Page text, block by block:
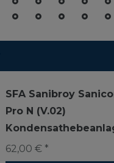
SFA Sanibroy
Pro N (V.02)
62,00 € *